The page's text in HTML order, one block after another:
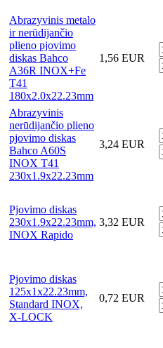
Abrazyvinis metalo
ir nerūdijančio
plieno pjovimo
diskas Bahco
A36R INOX+Fe
T41
180x2.0x22.23mm
1,56 EUR
Abrazyvinis
nerūdijančio plieno
pjovimo diskas
Bahco A60S
INOX T41
230x1.9x22.23mm
3,24 EUR
Pjovimo diskas
230x1.9x22.23mm,
INOX Rapido
3,32 EUR
Pjovimo diskas
125x1x22.23mm,
Standard INOX,
X-LOCK
0,72 EUR